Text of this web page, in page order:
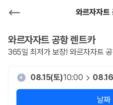
와르자자트
와르자자트 공항렌트카
365일 최저가 보장! 와르자자트
08.15(토)10:00
날짜